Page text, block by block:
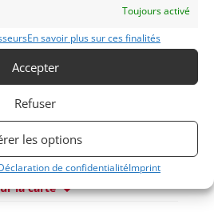
Toujours activé
En savoir plus sur ces finalités
Accepter
Refuser
les options
de confidentialitéImprint
la carte